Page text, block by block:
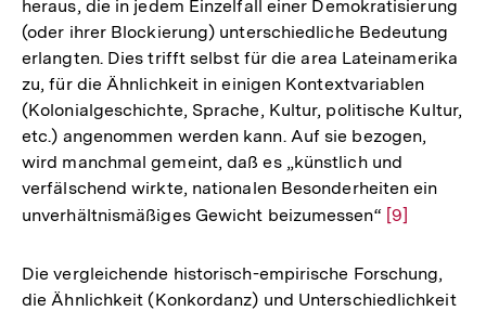
heraus, die in jedem Einzelfall einer Demokratisierung
(oder ihrer Blockierung) unterschiedliche Bedeutung
erlangten. Dies trifft selbst für die area Lateinamerika
zu, für die Ähnlichkeit in einigen Kontextvariablen
(Kolonialgeschichte, Sprache, Kultur, politische Kultur,
etc.) angenommen werden kann. Auf sie bezogen,
wird manchmal gemeint, daß es „künstlich und
verfälschend wirkte, nationalen Besonderheiten ein
unverhältnismäßiges Gewicht beizumessen“ Zur
der
Fußnote
[9]
Die vergleichende historisch-empirische Forschung,
die Ähnlichkeit (Konkordanz) und Unterschiedlichkeit